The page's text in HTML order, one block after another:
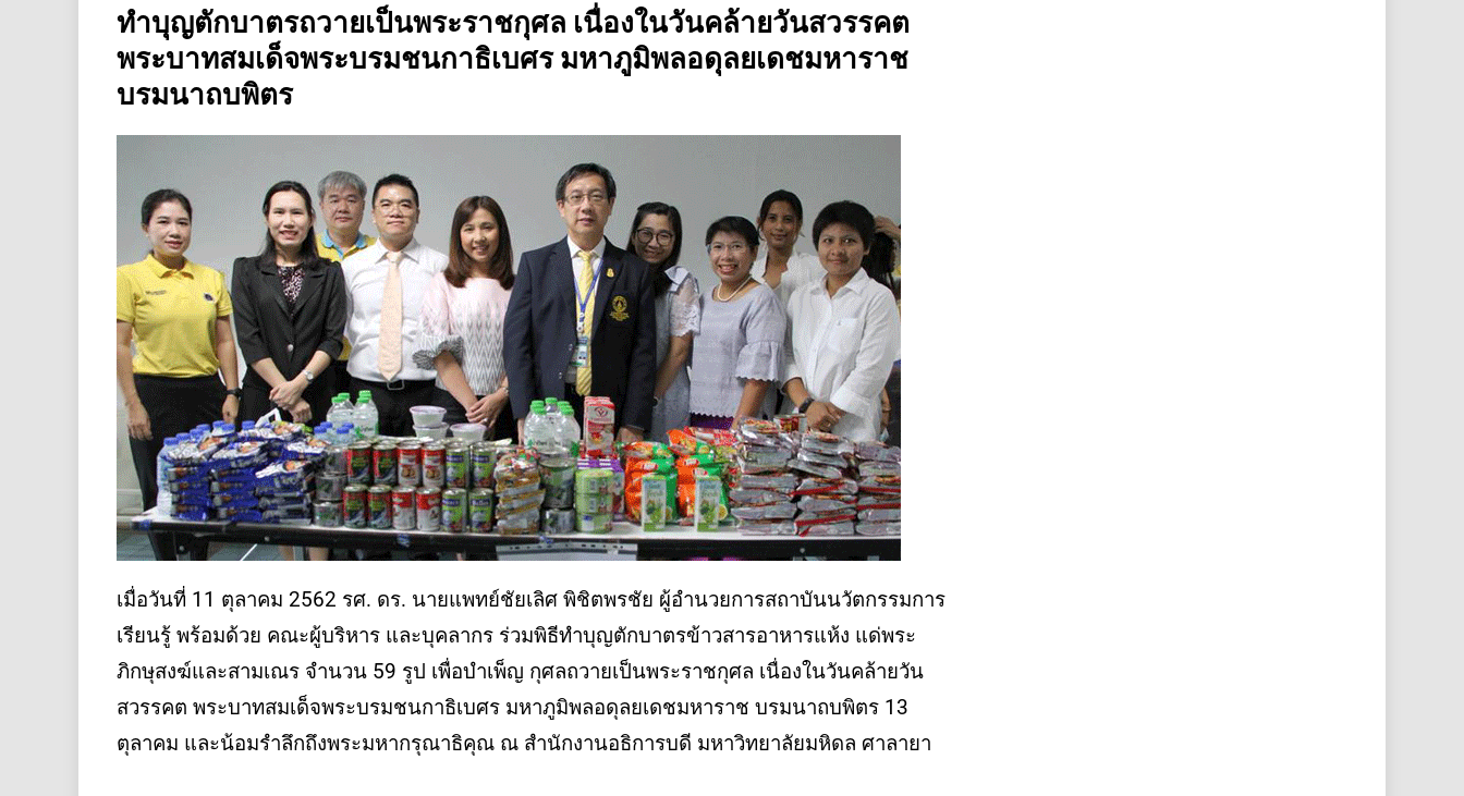
ทำบุญตักบาตรถวายเป็นพระราชกุศล เนื่องในวันคล้ายวันสวรรคต
พระบาทสมเด็จพระบรมชนกาธิเบศร มหาภูมิพลอดุลยเดชมหาราช
บรมนาถบพิตร
เมื่อวันที่ 11 ตุลาคม 2562 รศ. ดร. นายแพทย์ชัยเลิศ พิชิตพรชัย ผู้อำนวยการสถาบันนวัตกรรมการ
เรียนรู้ พร้อมด้วย คณะผู้บริหาร และบุคลากร ร่วมพิธีทําบุญตักบาตรข้าวสารอาหารแห้ง แด่พระ
ภิกษุสงฆ์และสามเณร จำนวน 59 รูป เพื่อบำเพ็ญ กุศลถวายเป็นพระราชกุศล เนื่องในวันคล้ายวัน
สวรรคต พระบาทสมเด็จพระบรมชนกาธิเบศร มหาภูมิพลอดุลยเดชมหาราช บรมนาถบพิตร 13
ตุลาคม และน้อมรําลึกถึงพระมหากรุณาธิคุณ ณ สํานักงานอธิการบดี มหาวิทยาลัยมหิดล ศาลายา